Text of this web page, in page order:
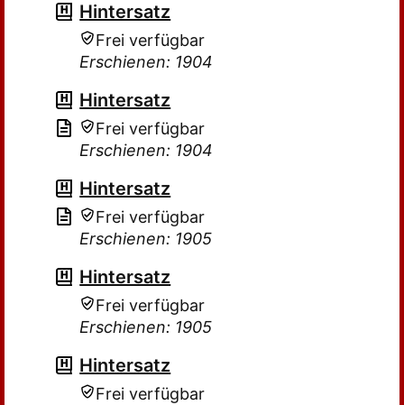
Hintersatz
Frei verfügbar
Erschienen: 1904
Hintersatz
Frei verfügbar
Erschienen: 1904
Hintersatz
Frei verfügbar
Erschienen: 1905
Hintersatz
Frei verfügbar
Erschienen: 1905
Hintersatz
Frei verfügbar